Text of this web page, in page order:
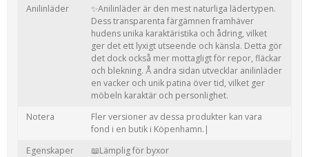
Anilinläder
✨Anilinläder är den mest naturliga lädertypen.
Dess transparenta färgämnen framhäver
hudens unika karaktäristika och ådring, vilket
ger det ett lyxigt utseende och känsla. Detta gör
det dock också mer mottagligt för repor, fläckar
och blekning. Å andra sidan utvecklar anilinläder
en vacker och unik patina över tid, vilket ger
möbeln karaktär och personlighet.
Notera
Fler versioner av dessa produkter kan vara
fond i en butik i Köpenhamn.|
Egenskaper
📖Lämplig för byxor